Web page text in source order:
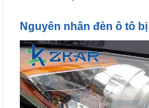
Nguyên nhân đèn ô tô